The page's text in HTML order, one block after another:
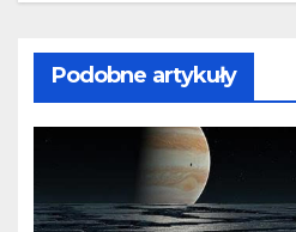
Podobne artykuły